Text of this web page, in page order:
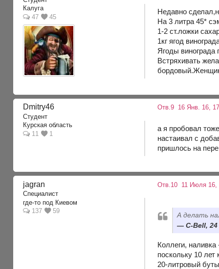
Калуга
47
45
Недавно
На 3 литра 45*
1-2 ст.ложки
1кг ягод
Ягоды винограда
Встряхивать
Dmitry46
Студент
Курская область
11
1
Отв.9 16 Янв. 16,
а я пробовал
настаивал с
пришлось на
jagran
Специалист
где-то под Киевом
137
59
Отв.10 11 Июля 16,
А делать
C-Bell,
Коллеги,
поскольку 10
20-литровый